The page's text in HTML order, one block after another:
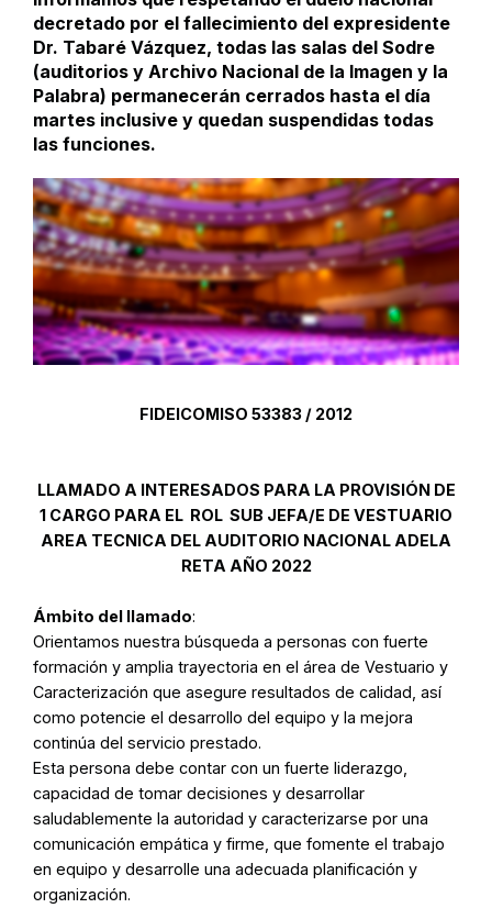
decretado por el fallecimiento del expresidente
Dr. Tabaré Vázquez, todas las salas del Sodre
(auditorios y Archivo Nacional de la Imagen y la
Palabra) permanecerán cerrados hasta el día
martes inclusive y quedan suspendidas todas
las funciones.
FIDEICOMISO 53383 / 2012
LLAMADO A INTERESADOS PARA LA PROVISIÓN DE
1 CARGO PARA EL ROL SUB JEFA/E DE VESTUARIO
AREA TECNICA DEL AUDITORIO NACIONAL ADELA
RETA AÑO 2022
Ámbito del llamado:
Orientamos nuestra búsqueda a personas con fuerte
formación y amplia trayectoria en el área de Vestuario y
Caracterización que asegure resultados de calidad, así
como potencie el desarrollo del equipo y la mejora
continúa del servicio prestado.
Esta persona debe contar con un fuerte liderazgo,
capacidad de tomar decisiones y desarrollar
saludablemente la autoridad y caracterizarse por una
comunicación empática y firme, que fomente el trabajo
en equipo y desarrolle una adecuada planificación y
organización.